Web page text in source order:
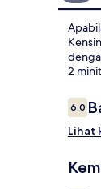
2
6.06.0
Lihat